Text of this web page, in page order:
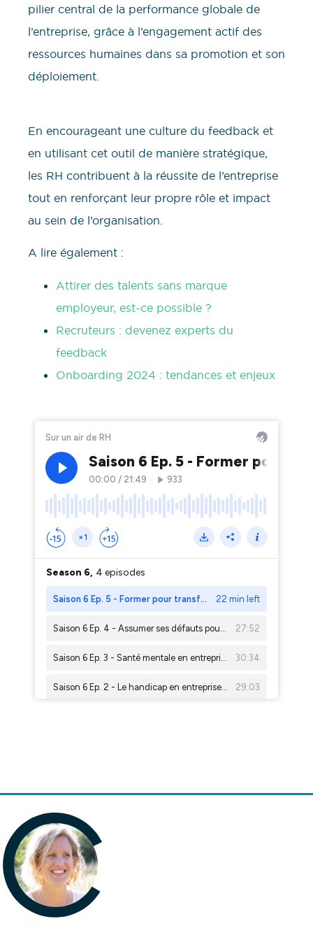
pilier central de la performance globale de
l’entreprise, grâce à l’engagement actif des
ressources humaines dans sa promotion et son
déploiement.
En encourageant une culture du feedback et
en utilisant cet outil de manière stratégique,
les RH contribuent à la réussite de l’entreprise
tout en renforçant leur propre rôle et impact
au sein de l’organisation.
A lire également :
Attirer des talents sans marque
employeur, est-ce possible ?
Recruteurs : devenez experts du
feedback
Onboarding 2024 : tendances et enjeux